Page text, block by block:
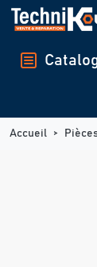
Panneau de
Accueil